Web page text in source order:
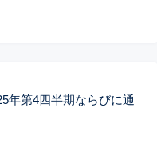
年第4四半期ならびに通